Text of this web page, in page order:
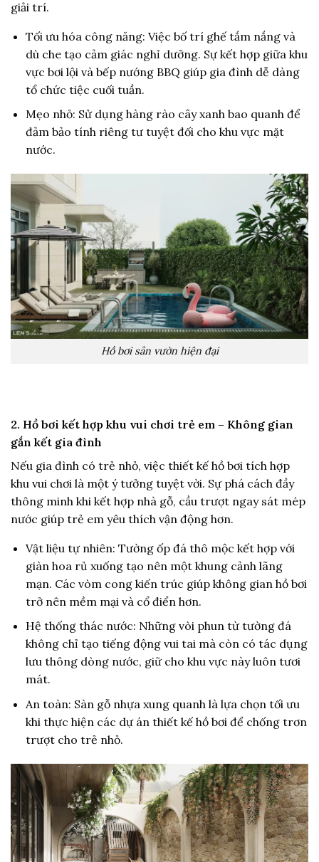
giải trí.
Tối ưu hóa công năng: Việc bố trí ghế tắm nắng và
dù che tạo cảm giác nghỉ dưỡng. Sự kết hợp giữa khu
vực bơi lội và bếp nướng BBQ giúp gia đình dễ dàng
tổ chức tiệc cuối tuần.
Mẹo nhỏ: Sử dụng hàng rào cây xanh bao quanh để
đảm bảo tính riêng tư tuyệt đối cho khu vực mặt
nước.
Hồ bơi sân vườn hiện đại
2. Hồ bơi kết hợp khu vui chơi trẻ em – Không gian
gắn kết gia đình
Nếu gia đình có trẻ nhỏ, việc thiết kế hồ bơi tích hợp
khu vui chơi là một ý tưởng tuyệt vời. Sự phá cách đầy
thông minh khi kết hợp nhà gỗ, cầu trượt ngay sát mép
nước giúp trẻ em yêu thích vận động hơn.
Vật liệu tự nhiên: Tường ốp đá thô mộc kết hợp với
giàn hoa rủ xuống tạo nên một khung cảnh lãng
mạn. Các vòm cong kiến trúc giúp không gian hồ bơi
trở nên mềm mại và cổ điển hơn.
Hệ thống thác nước: Những vòi phun từ tường đá
không chỉ tạo tiếng động vui tai mà còn có tác dụng
lưu thông dòng nước, giữ cho khu vực này luôn tươi
mát.
An toàn: Sàn gỗ nhựa xung quanh là lựa chọn tối ưu
khi thực hiện các dự án thiết kế hồ bơi để chống trơn
trượt cho trẻ nhỏ.